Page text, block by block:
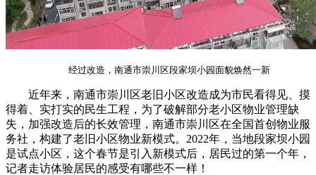
经过改造，南通市崇川区段家坝小园面貌焕然一新
近年来，南通市崇川区老旧小区改造成为市民看得见、摸
得着、实打实的民生工程，为了破解部分老小区物业管理缺
失，加强改造后的长效管理，南通市崇川区在全国首创物业服
务社，构建了老旧小区物业新模式。2022年，当地段家坝小园
是试点小区，这个春节是引入新模式后，居民过的第一个年，
记者走访体验居民的感受有哪些不一样！